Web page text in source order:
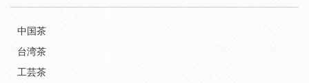
中国茶
台湾茶
工芸茶